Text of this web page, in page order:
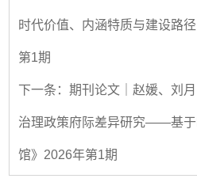
时代价值、内涵特质与建设路
第1期
下一条：期刊论文｜赵媛、刘
治理政策府际差异研究——基于
馆》2026年第1期